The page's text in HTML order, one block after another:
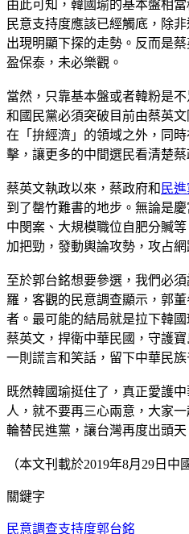
由此可知，韓國瑜的基本盤相
民意支持度應該已經觸底，除
出現明顯下探的走勢。反而是
盈保泰，未必樂觀。
當然，只靠基本盤或者韓粉是
和國民黨必須突破目前由蔡英
在「拚經濟」的領域之外，同
擊，讓更多的中間選民看清楚蔡
蔡英文執政以來，蔡政府和 民
到了罄竹難書的地步。無論是
中閔案、大規模職位自肥分贓
加把勁，發動輿論攻勢，攻占網
至於郭台銘想要參選，我們必
羅，客觀的民意調查顯示，郭
者。最可能的結局就是拉下韓
蔡英文，捍衛中華民國，守護
一則謊言和笑話，留下中華民族
既然韓國瑜挺住了，真正愛護
人，就不要再三心兩意，大家
輪替民進黨，讓台灣再度出頭天
（本文刊載於2019年8月29日中
關鍵字
民意調查支持度郭台銘